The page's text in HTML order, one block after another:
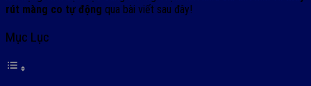
rút màng co tự động qua bài viết sau đây!
Mục Lục